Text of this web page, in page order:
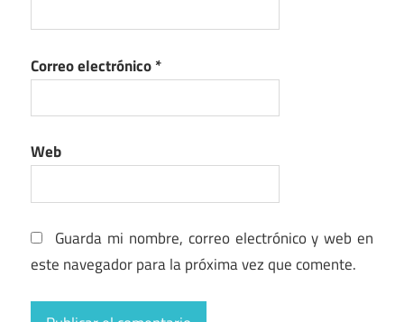
Correo electrónico*
Web
Guarda mi nombre, correo electrónico y web en
este navegador para la próxima vez que comente.